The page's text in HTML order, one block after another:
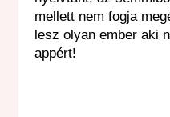
mellett nem fogja
lesz olyan ember aki
appért!